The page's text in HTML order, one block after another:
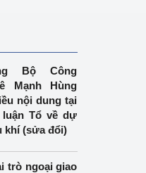
Bộ Công
Mạnh Hùng
nội dung tại
luận Tổ về dự
khí (sửa đổi)
trò ngoại giao